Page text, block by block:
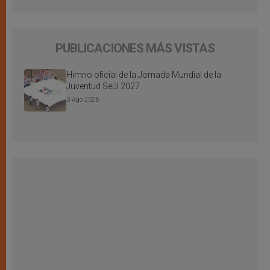
PUBLICACIONES MÁS VISTAS
Himno oficial de la Jornada Mundial de la
Juventud Seúl 2027
3 Ago 2026